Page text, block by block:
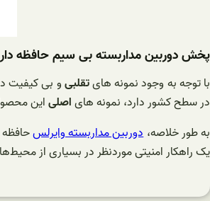
پخش دوربین مداربسته بی سیم حافظه دار
با توجه به وجود نمونه هایتقلبیو بی کیفیت
در سطح کشور دارد، نمونه هایاصلیاین
به طور خلاصه،دوربین مداربسته وایرلس
یک راهکار امنیتی موردنظر در بسیاری از